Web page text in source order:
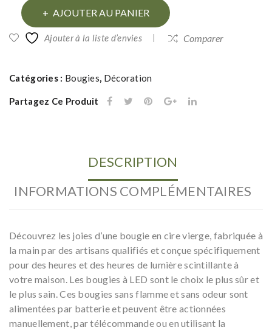
quantité
Bougie
AJOUTER AU PANIER
Ajouter à la liste d’envies Comparer
Catégories : Bougies, Décoration
Partagez Ce Produit
DESCRIPTION
INFORMATIONS COMPLÉMENTAIRES
Découvrez les joies d’une bougie en cire vierge, fabriquée à
la main par des artisans qualifiés et conçue spécifiquement
pour des heures et des heures de lumière scintillante à
votre maison. Les bougies à LED sont le choix le plus sûr et
le plus sain. Ces bougies sans flamme et sans odeur sont
alimentées par batterie et peuvent être actionnées
manuellement, par télécommande ou en utilisant la